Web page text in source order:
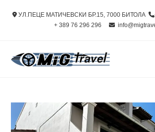
УЛ.ПЕЦЕ МАТИЧЕВСКИ БР.15, 7000 БИТОЛА
+ 389 76 296 296